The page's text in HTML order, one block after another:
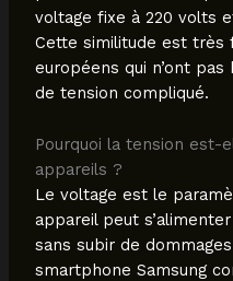
voltage fixe à 220 volts
Cette similitude est très
européens qui n’ont pas
de tension compliqué.
Pourquoi la tension
appareils ?
Le voltage est le
appareil peut
sans subir de
smartphone Samsung